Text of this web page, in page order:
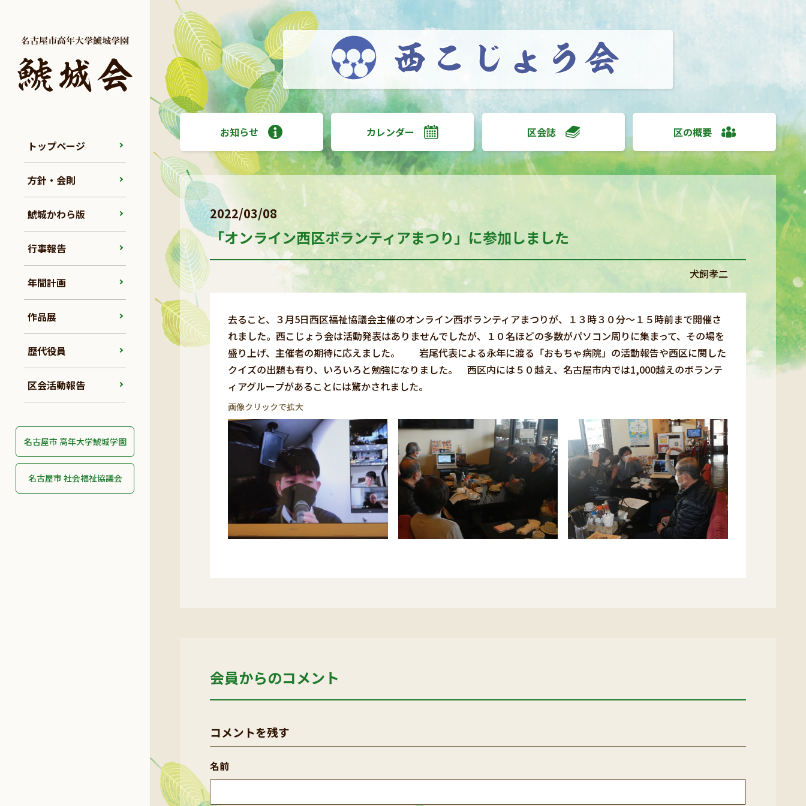
トップページ
方針・会則
鯱城かわら版
行事報告
年間計画
作品展
歴代役員
区会活動報告
名古屋市 高年大学鯱城学園
名古屋市 社会福祉協議会
お知らせ カレンダー 区会誌 区の概要
2022/03/08
「オンライン西区ボランティアまつり」に参加しました
犬飼孝二
去ること、３月5日西区福祉協議会主催のオンライン西ボランティアまつりが、１３時３０分～１５時前まで開催さ
れました。西こじょう会は活動発表はありませんでしたが、１０名ほどの多数がパソコン周りに集まって、その場を
盛り上げ、主催者の期待に応えました。 岩尾代表による永年に渡る「おもちゃ病院」の活動報告や西区に関した
クイズの出題も有り、いろいろと勉強になりました。 西区内には５０越え、名古屋市内では1,000越えのボランテ
ィアグループがあることには驚かされました。
画像クリックで拡大
会員からのコメント
コメントを残す
名前